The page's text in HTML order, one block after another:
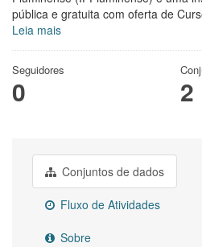
pública e gratuita com oferta de
Leia mais
Seguidores
0 2
Conjuntos de dados
Fluxo de Atividades
Sobre